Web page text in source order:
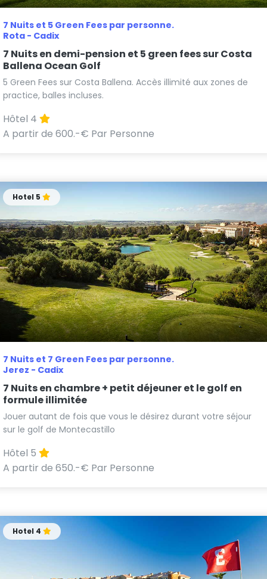
7 Nuits et 5 Green Fees par personne.
Rota - Cadix
7 Nuits en demi-pension et 5 green fees sur Costa
Ballena Ocean Golf
5 Green Fees sur Costa Ballena. Accès illimité aux zones de
practice, balles incluses.
Hôtel 4
A partir de 600.-€ Par Personne
7 Nuits et 7 Green Fees par personne.
Jerez - Cadix
Hotel 5
7 Nuits en chambre + petit déjeuner et le golf en
formule illimitée
Jouer autant de fois que vous le désirez durant votre séjour
sur le golf de Montecastillo
Hôtel 5
A partir de 650.-€ Par Personne
Hotel 4